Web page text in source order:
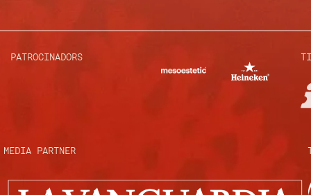
PATROCINADORS
MEDIA PARTNER